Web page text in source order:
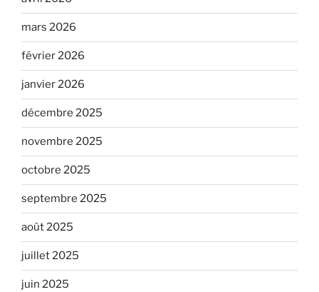
mars 2026
février 2026
janvier 2026
décembre 2025
novembre 2025
octobre 2025
septembre 2025
août 2025
juillet 2025
juin 2025